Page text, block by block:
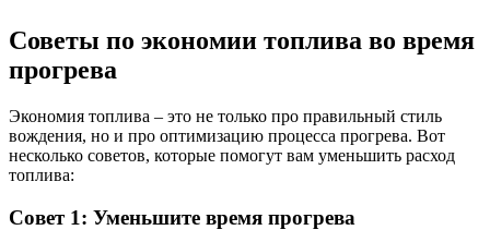
Советы по экономии топлива во время
прогрева
Экономия топлива – это не только про правильный стиль
вождения, но и про оптимизацию процесса прогрева. Вот
несколько советов, которые помогут вам уменьшить расход
топлива:
Совет 1: Уменьшите время прогрева